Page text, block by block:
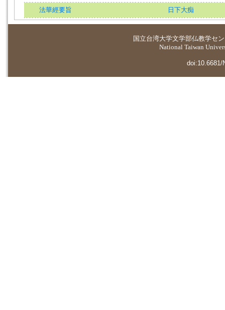
法華經要旨 日下大痴
国立台湾大学文学部仏教学セ
National Taiwan
doi:10.6681/